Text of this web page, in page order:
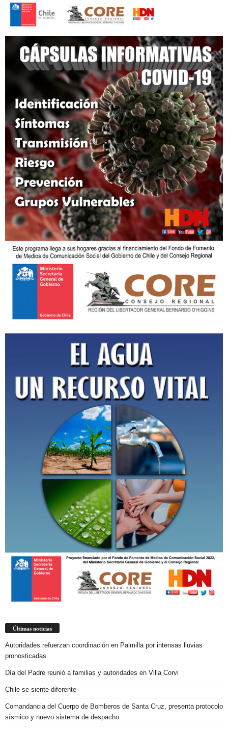
Últimas noticias
Autoridades refuerzan coordinación en Palmilla por intensas lluvias
pronosticadas.
Día del Padre reunió a familias y autoridades en Villa Corvi
Chile se siente diferente
Comandancia del Cuerpo de Bomberos de Santa Cruz, presenta protocolo
sísmico y nuevo sistema de despacho